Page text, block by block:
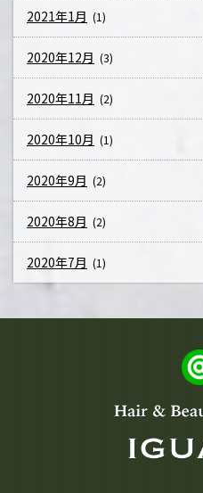
2021年1月 (1)
2020年12月 (3)
2020年11月 (2)
2020年10月 (1)
2020年9月 (2)
2020年8月 (2)
2020年7月 (1)